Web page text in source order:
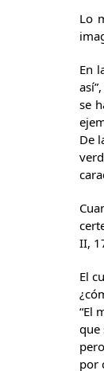
Lo
En
se
De
II,
El
“El
que
por